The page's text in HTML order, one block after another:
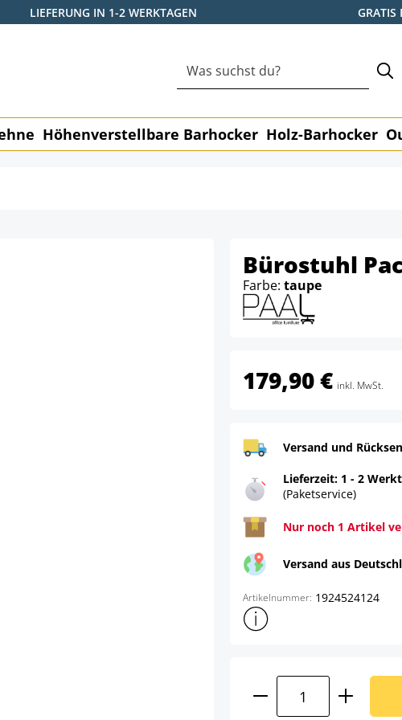
LIEFERUNG IN 1-2 WERKTAGEN GRATIS
Höhenverstellbare Barhocker Holz-Barhocker
Bürostuhl
Farbe: taupe
179,90 € inkl. MwSt.
Versand und
Lieferzeit: 1 - 2
(Paketservice)
Nur noch 1 Artikel
Versand aus
Artikelnummer: 1924524124
Weitere
Produkt Anzahl: